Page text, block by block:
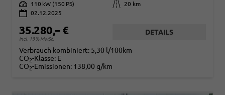
Leistung
110 kW (150 PS) Kilometerstand
20 km
02.12.2025
35.280,– €
incl. 19% MwSt.
DETAILS
Verbrauch kombiniert: 5,30 l/100km
CO2-Klasse: E
CO2-Emissionen: 138,00 g/km